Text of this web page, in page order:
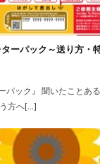
ーパック～送り方・
パック』 聞いたことあ
方へ[…]